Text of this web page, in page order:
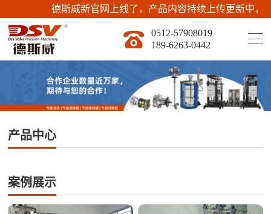
德斯威新官网上线了，产品内容持续上传更新中，有产
0512-57908019
189-6263-0442
产品中心
案例展示